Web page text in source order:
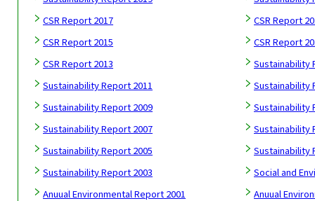
CSR Report 2017
CSR Report
CSR Report 2015
CSR Report
CSR Report 2013
Sustainability
Sustainability Report 2011
Sustainability
Sustainability Report 2009
Sustainability
Sustainability Report 2007
Sustainability
Sustainability Report 2005
Sustainability
Sustainability Report 2003
Social and
Anuual Environmental Report 2001
Anuual